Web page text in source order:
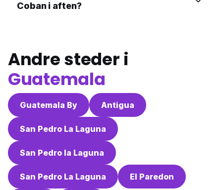
Coban i aften?
Andre steder i
Guatemala
Guatemala By Antigua
San Pedro La Laguna
San Pedro la Laguna
San Pedro La Laguna El Paredon